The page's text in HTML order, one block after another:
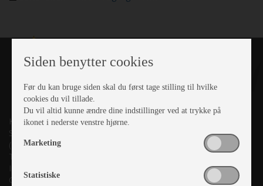
Kronjyllands Camping Center A/S
Suderholmen 10, 8960 Randers SØ
(Lige ud til Grenåvej)
Tlf. +45 87 10 98 70
Info@as-kcc.dk
CVR: 33 38 77 33
Siden benytter cookies
Før du kan bruge siden skal du først tage stilling til hvilke
cookies du vil tillade.
Du vil altid kunne ændre dine indstillinger ved at trykke på
ikonet i nederste venstre hjørne.
Marketing
Statistiske